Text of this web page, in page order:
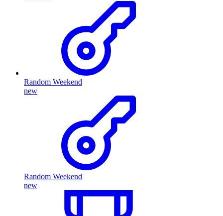
Random Weekend
new
Random Weekend
new